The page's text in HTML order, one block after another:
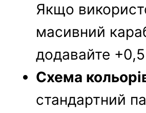
Якщо
масивний
додавайте
Схема
стандартний